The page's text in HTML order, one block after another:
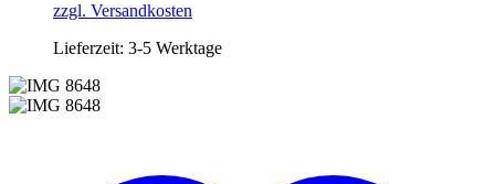
zzgl. Versandkosten
Lieferzeit: 3-5 Werktage